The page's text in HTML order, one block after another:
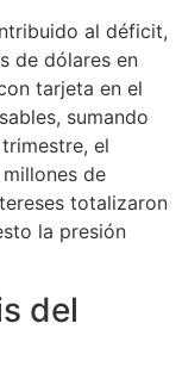
al déficit,
de dólares en
tarjeta en el
sumando
el
de
totalizaron
la presión
del